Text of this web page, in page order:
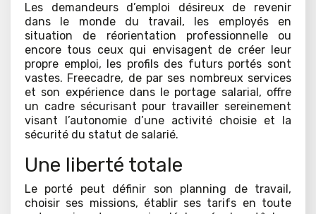
Les demandeurs d’emploi désireux de revenir
dans le monde du travail, les employés en
situation de réorientation professionnelle ou
encore tous ceux qui envisagent de créer leur
propre emploi, les profils des futurs portés sont
vastes. Freecadre, de par ses nombreux services
et son expérience dans le portage salarial, offre
un cadre sécurisant pour travailler sereinement
visant l’autonomie d’une activité choisie et la
sécurité du statut de salarié.
Une liberté totale
Le porté peut définir son planning de travail,
choisir ses missions, établir ses tarifs en toute